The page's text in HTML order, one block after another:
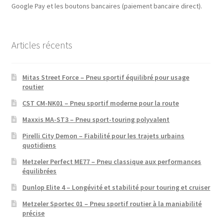
Google Pay et les boutons bancaires (paiement bancaire direct).
Articles récents
Mitas Street Force – Pneu sportif équilibré pour usage
routier
CST CM-NK01 – Pneu sportif moderne pour la route
Maxxis MA-ST3 – Pneu sport-touring polyvalent
Pirelli City Demon – Fiabilité pour les trajets urbains
quotidiens
Metzeler Perfect ME77 – Pneu classique aux performances
équilibrées
Dunlop Elite 4 – Longévité et stabilité pour touring et cruiser
Metzeler Sportec 01 – Pneu sportif routier à la maniabilité
précise